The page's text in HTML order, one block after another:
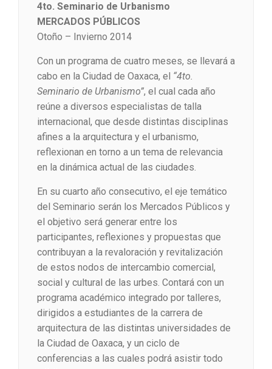
4to. Seminario de Urbanismo
MERCADOS PÚBLICOS
Otoño – Invierno 2014
Con un programa de cuatro meses, se llevará a
cabo en la Ciudad de Oaxaca, el “4to.
Seminario de Urbanismo”, el cual cada año
reúne a diversos especialistas de talla
internacional, que desde distintas disciplinas
afines a la arquitectura y el urbanismo,
reflexionan en torno a un tema de relevancia
en la dinámica actual de las ciudades.
En su cuarto año consecutivo, el eje temático
del Seminario serán los Mercados Públicos y
el objetivo será generar entre los
participantes, reflexiones y propuestas que
contribuyan a la revaloración y revitalización
de estos nodos de intercambio comercial,
social y cultural de las urbes. Contará con un
programa académico integrado por talleres,
dirigidos a estudiantes de la carrera de
arquitectura de las distintas universidades de
la Ciudad de Oaxaca, y un ciclo de
conferencias a las cuales podrá asistir todo